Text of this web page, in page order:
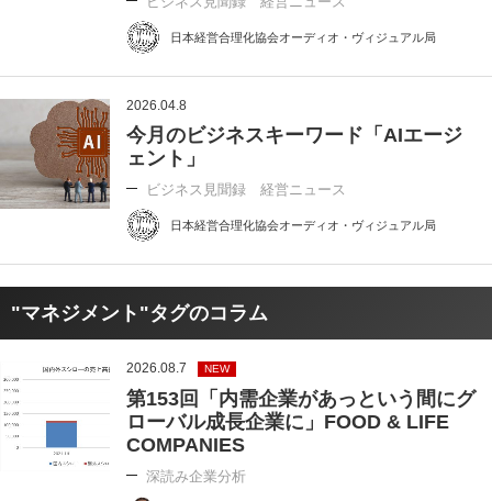
日本経営合理化協会オーディオ・ヴィジュアル局
2026.04.8
今月のビジネスキーワード「AIエージ
ェント」
ビジネス見聞録 経営ニュース
日本経営合理化協会オーディオ・ヴィジュアル局
"マネジメント"タグのコラム
2026.08.7 NEW
第153回「内需企業があっという間にグ
ローバル成長企業に」FOOD & LIFE
COMPANIES
深読み企業分析